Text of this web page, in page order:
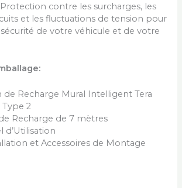
Protection contre les surcharges, les
et les fluctuations de tension pour
sécurité de votre véhicule et de votre
de Recharge Mural Intelligent Tera
Type 2
Recharge de 7 mètres
d’Utilisation
et Accessoires de Montage